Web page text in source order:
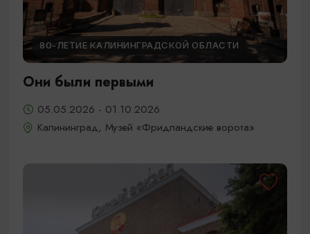
80-ЛЕТИЕ КАЛИНИНГРАДСКОЙ ОБЛАСТИ
Они были первыми
05.05.2026 - 01.10.2026
Калининград, Музей «Фридландские ворота»